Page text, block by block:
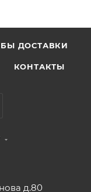
ДОСТАВКИ
КОНТАКТЫ
д.80